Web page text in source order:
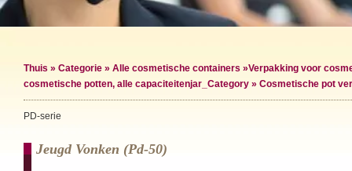
Thuis » Categorie » Alle cosmetische containers »Verpakking voor
cosmetische potten, alle capaciteitenjar_Category » Cosmetische pot
PD-serie
Jeugd Vonken (pd-50)